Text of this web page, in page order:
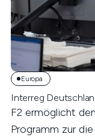
Europa
Interreg
F2 ermöglicht
Programm zur